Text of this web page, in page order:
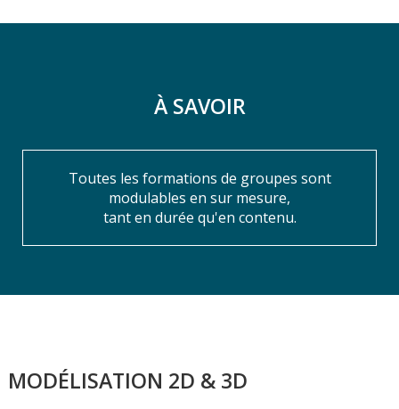
À SAVOIR
Toutes les formations de groupes sont
modulables en sur mesure,
tant en durée qu'en contenu.
MODÉLISATION 2D & 3D